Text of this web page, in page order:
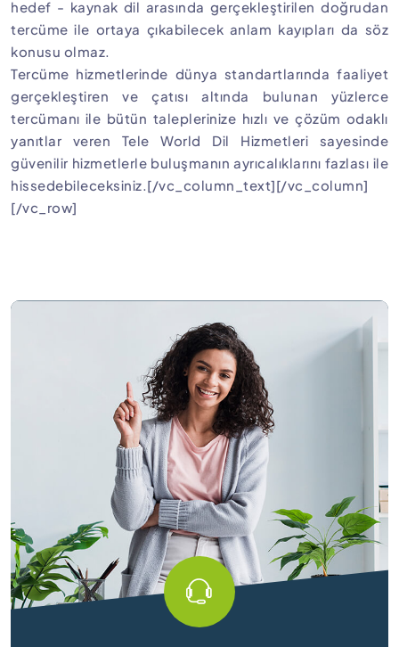
hedef - kaynak dil arasında gerçekleştirilen doğrudan
tercüme ile ortaya çıkabilecek anlam kayıpları da söz
konusu olmaz.
Tercüme hizmetlerinde dünya standartlarında faaliyet
gerçekleştiren ve çatısı altında bulunan yüzlerce
tercümanı ile bütün taleplerinize hızlı ve çözüm odaklı
yanıtlar veren Tele World Dil Hizmetleri sayesinde
güvenilir hizmetlerle buluşmanın ayrıcalıklarını fazlası ile
hissedebileceksiniz.[/vc_column_text][/vc_column]
[/vc_row]